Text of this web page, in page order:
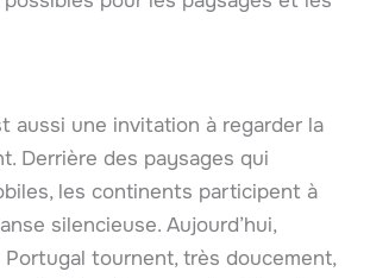
aussi une invitation à regarder la
Derrière des paysages qui
les continents participent à
silencieuse. Aujourd’hui,
Portugal tournent, très doucement,